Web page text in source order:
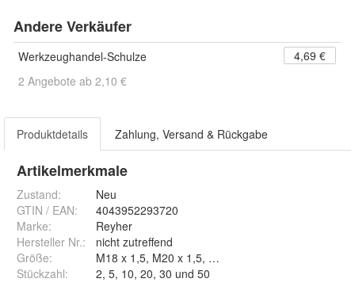
Andere Verkäufer
Werkzeughandel-Schulze
4,69 €
2 Angebote ab 2,10 €
Produktdetails Zahlung, Versand & Rückgabe
Artikelmerkmale
Zustand:
Neu
GTIN / EAN:
4043952293720
Marke:
Reyher
Hersteller Nr.:
nicht zutreffend
Größe:
Stückzahl: 2, 5, 10, 20, 30 und 50